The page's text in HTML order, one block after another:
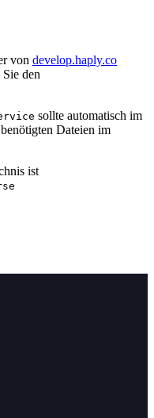
von develop.haply.co
den
sollte automatisch im
Dateien im
ist